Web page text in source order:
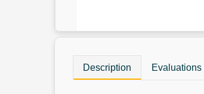
Description Evaluations